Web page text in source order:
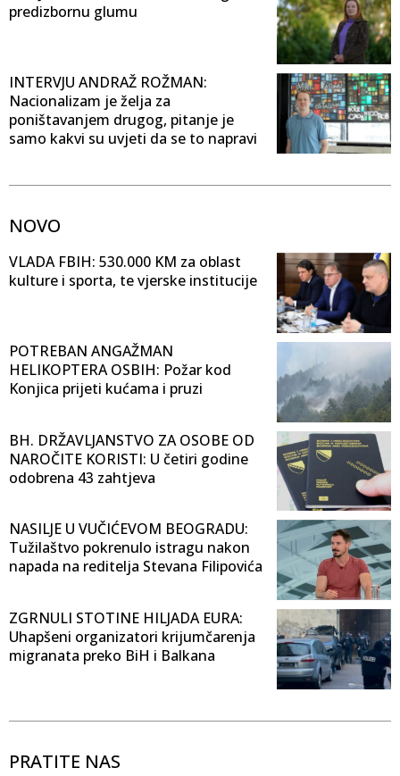
predizbornu glumu
INTERVJU ANDRAŽ ROŽMAN:
Nacionalizam je želja za
poništavanjem drugog, pitanje je
samo kakvi su uvjeti da se to napravi
NOVO
VLADA FBIH: 530.000 KM za oblast
kulture i sporta, te vjerske institucije
POTREBAN ANGAŽMAN
HELIKOPTERA OSBIH: Požar kod
Konjica prijeti kućama i pruzi
BH. DRŽAVLJANSTVO ZA OSOBE OD
NAROČITE KORISTI: U četiri godine
odobrena 43 zahtjeva
NASILJE U VUČIĆEVOM BEOGRADU:
Tužilaštvo pokrenulo istragu nakon
napada na reditelja Stevana Filipovića
ZGRNULI STOTINE HILJADA EURA:
Uhapšeni organizatori krijumčarenja
migranata preko BiH i Balkana
PRATITE NAS